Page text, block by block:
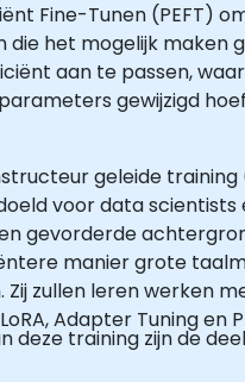
Fine-Tunen (PEFT)
die het mogelijk maken
aan te passen,
gewijzigd
geleide training
voor data scientists
gevorderde
manier grote
zullen leren werken
Adapter Tuning en
deze training zijn de